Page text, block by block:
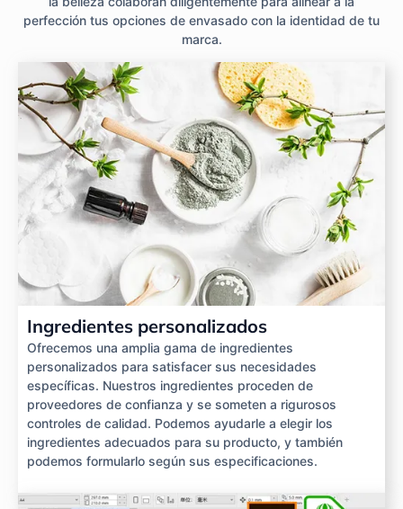
perfección tus opciones de envasado con la identidad de tu
marca.
Ingredientes personalizados
Ofrecemos una amplia gama de ingredientes
personalizados para satisfacer sus necesidades
específicas. Nuestros ingredientes proceden de
proveedores de confianza y se someten a rigurosos
controles de calidad. Podemos ayudarle a elegir los
ingredientes adecuados para su producto, y también
podemos formularlo según sus especificaciones.